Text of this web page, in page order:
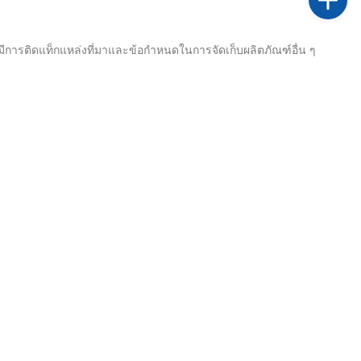
การติดแท็กแหล่งที่มาและข้อกำหนดในการจัดเก็บผลิตภัณฑ์อื่น ๆ